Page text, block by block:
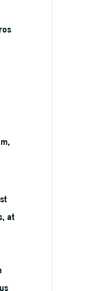
at